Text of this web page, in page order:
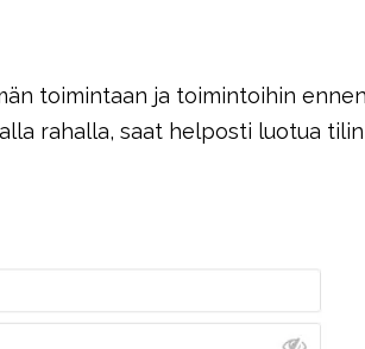
toimintaan ja toimintoihin ennen
rahalla, saat helposti luotua tilin